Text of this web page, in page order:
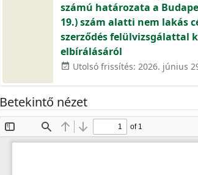
számú határozata a
19.) szám alatti nem lakás
szerződés felülvizsgálattal
elbírálásáról
event_available Utolsó frissítés: 2026. június
Betekintő nézet